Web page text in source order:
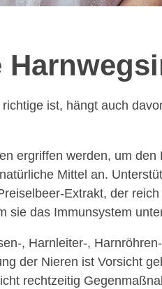
ist, hängt auch
ergriffen werden, um den
Mittel an.
Extrakt, der
sie das Immunsystem
, Harnleiter-,
der Nieren ist Vorsicht
rechtzeitig